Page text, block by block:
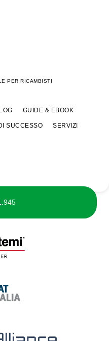
PER RICAMBISTI
GUIDE & EBOOK
SUCCESSO SERVIZI